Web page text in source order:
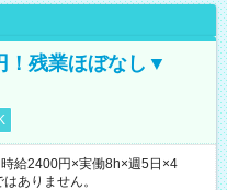
！残業ほぼなし▼
給2400円×実働8h×週5日×4
ありません。